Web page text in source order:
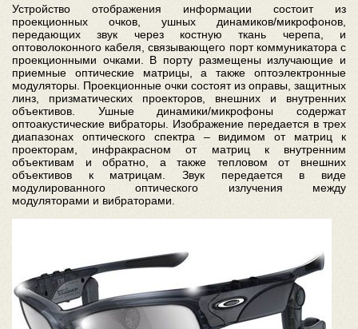
Устройство отображения информации состоит из
проекционных очков, ушных динамиков/микрофонов,
передающих звук через костную ткань черепа, и
оптоволоконного кабеля, связывающего порт коммуникатора с
проекционными очками. В порту размещены излучающие и
приемные оптические матрицы, а также оптоэлектронные
модуляторы. Проекционные очки состоят из оправы, защитных
линз, призматических проекторов, внешних и внутренних
объективов. Ушные динамики/микрофоны содержат
оптоакустические вибраторы. Изображение передается в трех
диапазонах оптического спектра – видимом от матриц к
проекторам, инфракрасном от матриц к внутренним
объективам и обратно, а также тепловом от внешних
объективов к матрицам. Звук передается в виде
модулированного оптического излучения между
модуляторами и вибраторами.